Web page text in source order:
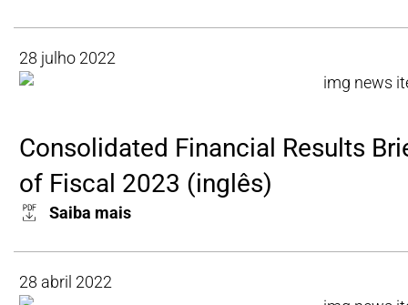
28 julho 2022
Consolidated Financial Results
of Fiscal 2023 (inglês)
Saiba mais
28 abril 2022